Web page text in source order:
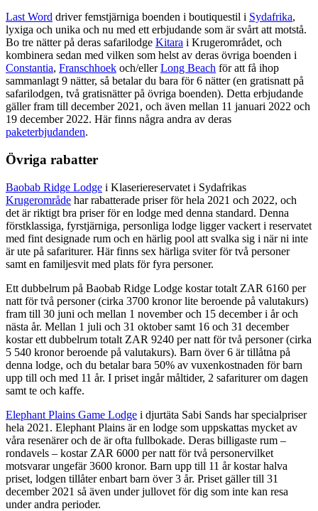
Last Word driver femstjärniga boenden i boutiquestil i Sydafrika,
lyxiga och unika och nu med ett erbjudande som är svårt att motstå.
Bo tre nätter på deras safarilodge Kitara i Krugerområdet, och
kombinera sedan med vilken som helst av deras övriga boenden i
Constantia, Franschhoek och/ellerLong Beach för att få ihop
sammanlagt 9 nätter, så betalar du bara för 6 nätter (en gratisnatt på
safarilodgen, två gratisnätter på övriga boenden). Detta erbjudande
gäller fram till december 2021, och även mellan 11 januari 2022 och
19 december 2022. Här finns några andra av deras
paketerbjudanden.
Övriga rabatter
Baobab Ridge Lodge i Klaseriereservatet i Sydafrikas
Krugerområde har rabatterade priser för hela 2021 och 2022, och
det är riktigt bra priser för en lodge med denna standard. Denna
förstklassiga, fyrstjärniga, personliga lodge ligger vackert i reservatet
med fint designade rum och en härlig pool att svalka sig i när ni inte
är ute på safariturer. Här finns sex härliga sviter för två personer
samt en familjesvit med plats för fyra personer.
Ett dubbelrum på Baobab Ridge Lodge kostar totalt ZAR 6160 per
natt för två personer (cirka 3700 kronor lite beroende på valutakurs)
fram till 30 juni och mellan 1 november och 15 december i år och
nästa år. Mellan 1 juli och 31 oktober samt 16 och 31 december
kostar ett dubbelrum totalt ZAR 9240 per natt för två personer (cirka
5 540 kronor beroende på valutakurs). Barn över 6 är tillåtna på
denna lodge, och du betalar bara 50% av vuxenkostnaden för barn
upp till och med 11 år. I priset ingår måltider, 2 safariturer om dagen
samt te och kaffe.
Elephant Plains Game Lodge i djurtäta Sabi Sands har specialpriser
hela 2021. Elephant Plains är en lodge som uppskattas mycket av
våra resenärer och de är ofta fullbokade. Deras billigaste rum –
rondavels – kostar ZAR 6000 per natt för två personervilket
motsvarar ungefär 3600 kronor. Barn upp till 11 år kostar halva
priset, lodgen tillåter enbart barn över 3 år. Priset gäller till 31
december 2021 så även under jullovet för dig som inte kan resa
under andra perioder.